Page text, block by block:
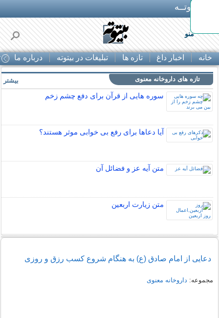
بـیتوتــه
منو
خانه اخبار داغ تازه ها تبلیغات در بیتوته درباره ما
تازه های داروخانه معنوی
سوره هایی از قرآن برای دفع چشم زخم
آیا دعاها برای رفع بی خوابی موثر هستند؟
متن آیه عز و فضائل آن
متن زيارت اربعين
بیشتر
دعایی از امام صادق (ع) به هنگام شروع کسب رزق و روزی
مجموعه: داروخانه معنوی